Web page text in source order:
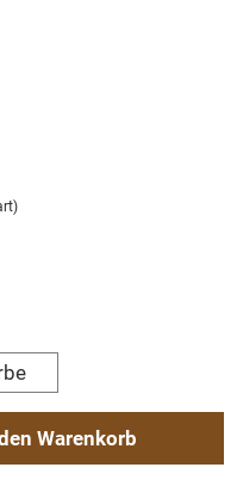
oder benutze die Schaltflächen
Warenkorb